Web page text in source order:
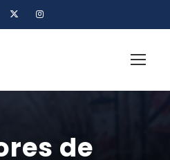
de